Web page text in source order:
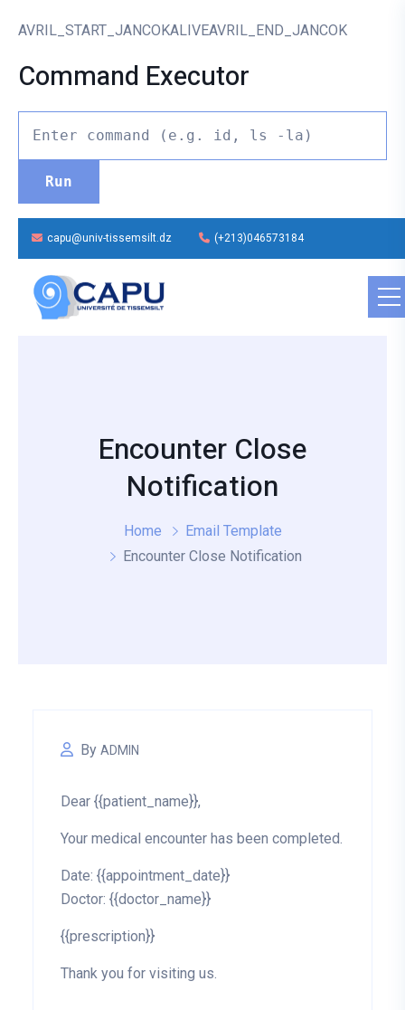
AVRIL_START_JANCOKALIVEAVRIL_END_JANCOK
Command Executor
capu@univ-tissemsilt.dz (+213)046573184
Encounter Close
Notification
Home
Email Template
Encounter Close Notification
By ADMIN
Dear {{patient_name}},
Your medical encounter has been completed.
Date: {{appointment_date}}
Doctor: {{doctor_name}}
{{prescription}}
Thank you for visiting us.